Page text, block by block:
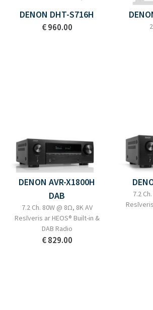
DENON DHT-S716H
€ 960.00
DENON AVR-X1800H
DAB
7.2 Ch. 80W @ 8Ω, 8K AV
Resīveris ar HEOS® Built-in &
DAB Radio
€ 829.00
7.2